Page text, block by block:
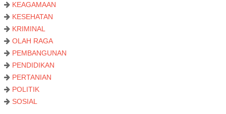
KEAGAMAAN
KESEHATAN
KRIMINAL
OLAH RAGA
PEMBANGUNAN
PENDIDIKAN
PERTANIAN
POLITIK
SOSIAL